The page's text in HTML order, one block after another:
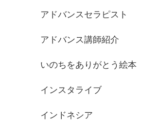
アドバンスセラピスト
アドバンス講師紹介
いのちをありがとう絵本
インスタライブ
インドネシア